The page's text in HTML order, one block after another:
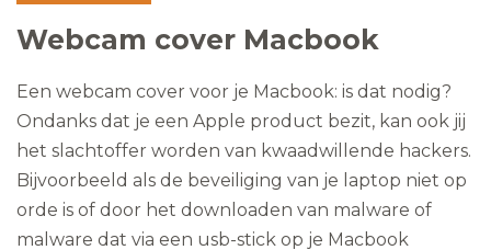
Webcam cover Macbook
Een webcam cover voor je Macbook: is dat nodig?
Ondanks dat je een Apple product bezit, kan ook jij
het slachtoffer worden van kwaadwillende hackers.
Bijvoorbeeld als de beveiliging van je laptop niet op
orde is of door het downloaden van malware of
malware dat via een usb-stick op je Macbook